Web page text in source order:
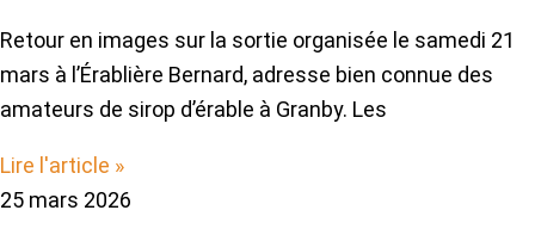
Retour en images sur la sortie organisée le samedi 21
mars à l’Érablière Bernard, adresse bien connue des
amateurs de sirop d’érable à Granby. Les
Lire l'article »
25 mars 2026